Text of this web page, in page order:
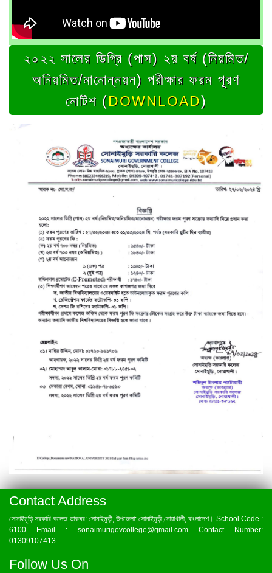
২০২২ সালের ডিগ্রি (পাস) ২য় বর্ষ (নিয়মিত/
অনিয়মিত/মানোন্নয়ন) পরীক্ষার ফরম পূরণ
নোটিশ (DOWNLOAD)
Contact Address
সোনাইমুড়ি সরকারি কলেজ ডাকঘর: সোনাইমুড়ী, উপজেলা: সোনাইমুড়ী,নোয়াখালী, বাংলাদেশ। School Code :
6100 Email : sonaimurigovcollege@gmail.com Contact Number:
01309107413
Follow Us On